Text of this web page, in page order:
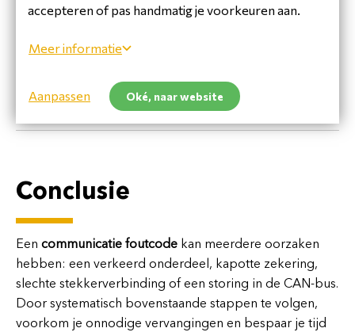
Ook zonder vervanging kan een foutcode ontstaan
Volg in dat geval het volgende diagnoseproces.
Conclusie
Een communicatie foutcode kan meerdere oorzaken
hebben: een verkeerd onderdeel, kapotte zekering,
slechte stekkerverbinding of een storing in de CAN-bus.
Door systematisch bovenstaande stappen te volgen,
voorkom je onnodige vervangingen en bespaar je tijd
accepteren of pas handmatig je voorkeuren aan.
Meer informatie
Aanpassen Oké, naar website